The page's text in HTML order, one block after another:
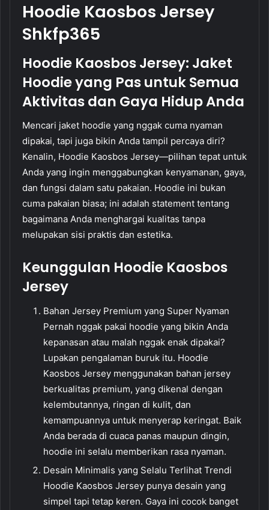
Hoodie Kaosbos Jersey
Shkfp365
Hoodie Kaosbos Jersey: Jaket
Hoodie yang Pas untuk Semua
Aktivitas dan Gaya Hidup Anda
Mencari jaket hoodie yang nggak cuma nyaman
dipakai, tapi juga bikin Anda tampil percaya diri?
Kenalin, Hoodie Kaosbos Jersey—pilihan tepat untuk
Anda yang ingin menggabungkan kenyamanan, gaya,
dan fungsi dalam satu pakaian. Hoodie ini bukan
cuma pakaian biasa; ini adalah statement tentang
bagaimana Anda menghargai kualitas tanpa
melupakan sisi praktis dan estetika.
Keunggulan Hoodie Kaosbos
Jersey
Bahan Jersey Premium yang Super Nyaman
Pernah nggak pakai hoodie yang bikin Anda
kepanasan atau malah nggak enak dipakai?
Lupakan pengalaman buruk itu. Hoodie
Kaosbos Jersey menggunakan bahan jersey
berkualitas premium, yang dikenal dengan
kelembutannya, ringan di kulit, dan
kemampuannya untuk menyerap keringat. Baik
Anda berada di cuaca panas maupun dingin,
hoodie ini selalu memberikan rasa nyaman.
Desain Minimalis yang Selalu Terlihat Trendi
Hoodie Kaosbos Jersey punya desain yang
simpel tapi tetap keren. Gaya ini cocok banget